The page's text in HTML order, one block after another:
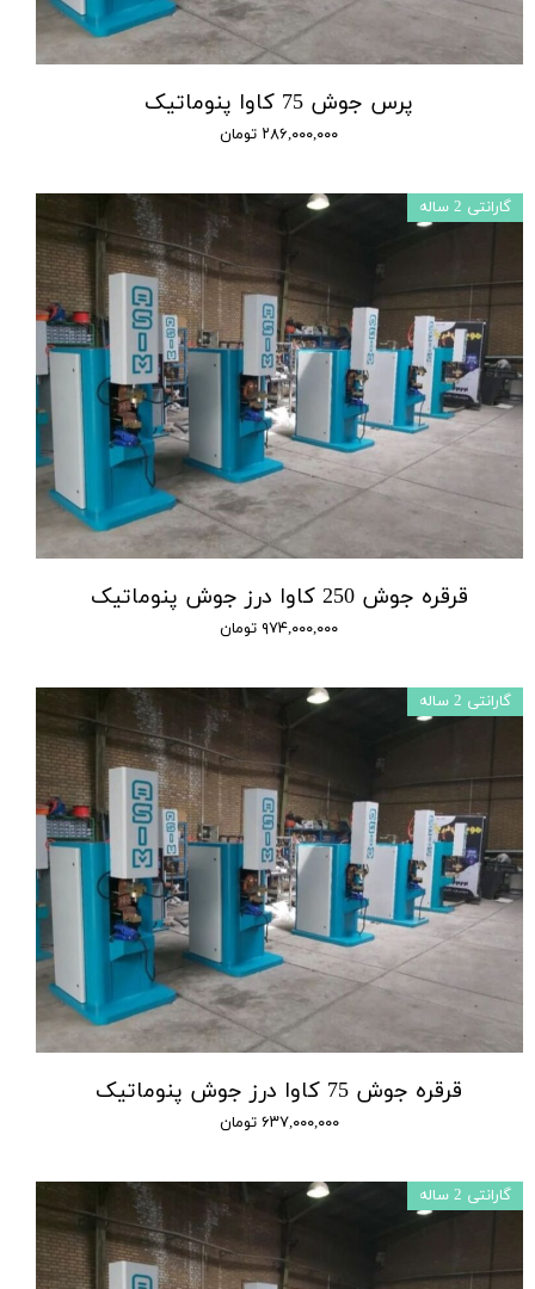
پرس جوش 75 کاوا پنوماتیک
۲۸۶,۰۰۰,۰۰۰ تومان
قرقره جوش 250 کاوا درز جوش پنوماتیک
۹۷۴,۰۰۰,۰۰۰ تومان
گارانتی 2 ساله
قرقره جوش 75 کاوا درز جوش پنوماتیک
۶۳۷,۰۰۰,۰۰۰ تومان
گارانتی 2 ساله
گارانتی 2 ساله